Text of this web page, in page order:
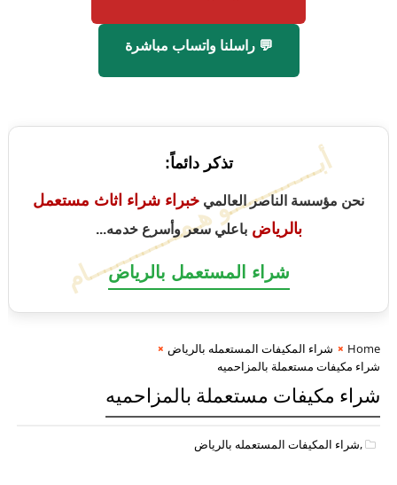
💬 راسلنا واتساب مباشرة
أبــــــــــــــو هـمــــــــــــــام
تذكر دائماً:
نحن مؤسسة الناصر العالمي خبراء شراء اثاث مستعمل
بالرياضباعلي سعر وأسرع خدمه...
شراء المستعمل بالرياض
Home
شراء المكيفات المستعمله بالرياض
شراء مكيفات مستعملة بالمزاحميه
شراء مكيفات مستعملة بالمزاحميه
,شراء المكيفات المستعمله بالرياض